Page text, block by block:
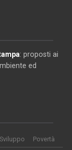
: proposti ai
ed
Sviluppo Povertà